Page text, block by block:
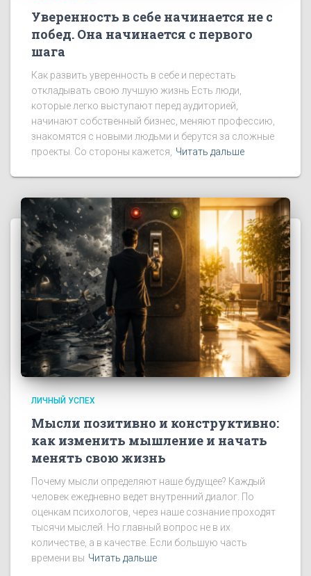
Уверенность в себе начинается не с
побед. Она начинается с первого
шага
Как развить уверенность в себе и перестать
откладывать свою лучшую жизнь Есть люди,
которые легко выступают перед аудиторией,
начинают собственный бизнес, меняют профессию,
знакомятся с новыми людьми и берутся за сложные
проекты. Со стороны кажется,
Читать дальше
ЛИЧНЫЙ УСПЕХ
Мысли позитивно и конструктивно:
как изменить мышление и начать
менять свою жизнь
Почему мысли определяют наше будущее? Каждый
человек ежедневно ведет внутренний диалог. По
оценкам психологов, через наше сознание проходят
тысячи мыслей. Но главный вопрос не в их
количестве, а в качестве. Если большую часть
времени вы Читать дальше